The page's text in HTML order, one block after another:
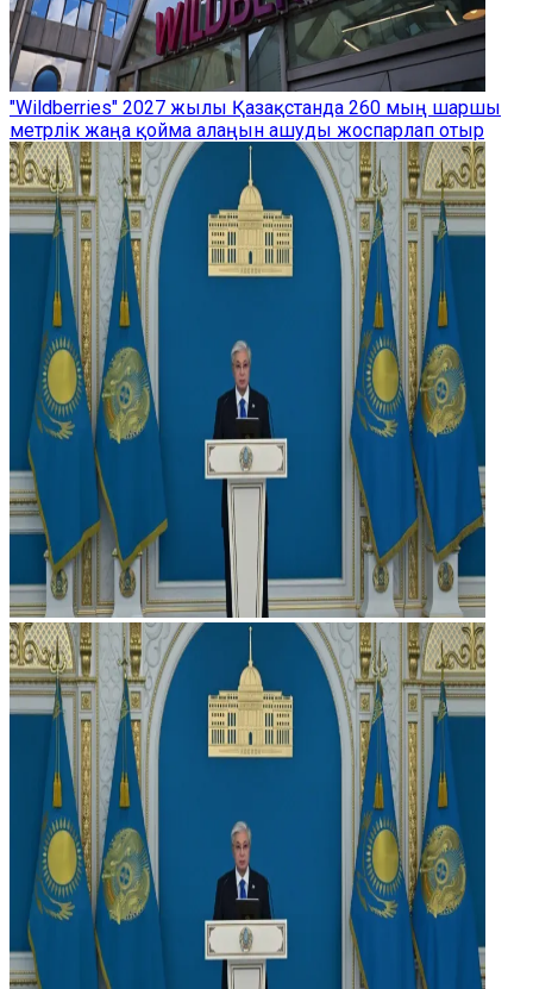
"Wildberries" 2027 жылы Қазақстанда 260 мың шаршы
метрлік жаңа қойма алаңын ашуды жоспарлап отыр